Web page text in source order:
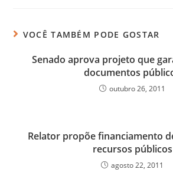
VOCÊ TAMBÉM PODE GOSTAR
Senado aprova projeto que
documentos
outubro 26, 2011
Relator propõe financiamento
recursos públicos
agosto 22, 2011